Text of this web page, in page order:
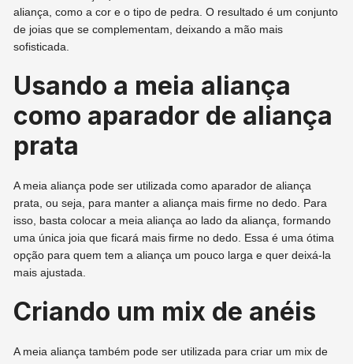
aliança, como a cor e o tipo de pedra. O resultado é um conjunto
de joias que se complementam, deixando a mão mais
sofisticada.
Usando a meia aliança
como aparador de aliança
prata
A meia aliança pode ser utilizada como aparador de aliança
prata, ou seja, para manter a aliança mais firme no dedo. Para
isso, basta colocar a meia aliança ao lado da aliança, formando
uma única joia que ficará mais firme no dedo. Essa é uma ótima
opção para quem tem a aliança um pouco larga e quer deixá-la
mais ajustada.
Criando um mix de anéis
A meia aliança também pode ser utilizada para criar um mix de